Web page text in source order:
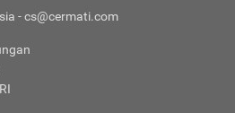
- cs@cermati.com